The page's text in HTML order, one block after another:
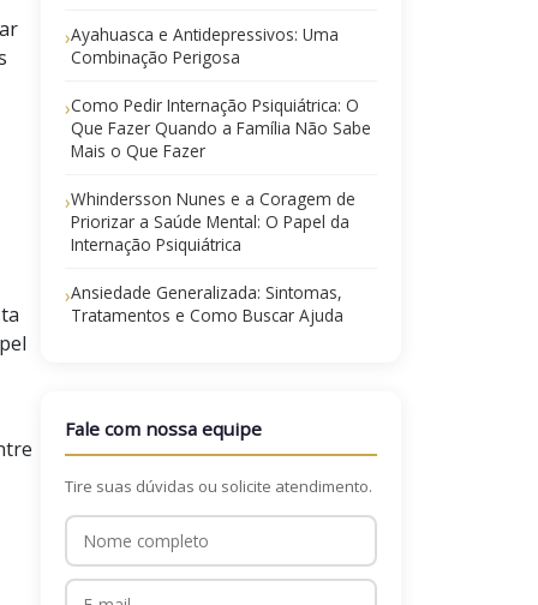
›Ayahuasca e Antidepressivos: Uma
Combinação Perigosa
›Como Pedir Internação Psiquiátrica: O
Que Fazer Quando a Família Não Sabe
Mais o Que Fazer
›Whindersson Nunes e a Coragem de
Priorizar a Saúde Mental: O Papel da
Internação Psiquiátrica
›Ansiedade Generalizada: Sintomas,
Tratamentos e Como Buscar Ajuda
Fale com nossa equipe
Tire suas dúvidas ou solicite atendimento.